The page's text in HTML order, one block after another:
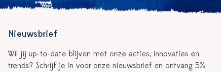
Nieuwsbrief
Wil jij up-to-date blijven met onze acties, innovaties en
trends? Schrijf je in voor onze nieuwsbrief en ontvang 5%